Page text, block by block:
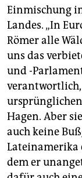
Einmischung
Landes. „In
Römer alle
uns das
und -
verantwortlich,
Hagen. Aber
auch keine
Lateinamerika
dem er